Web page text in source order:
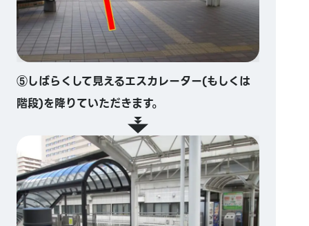
⑤しばらくして見えるエスカレーター(もしくは
階段)を降りていただきます。